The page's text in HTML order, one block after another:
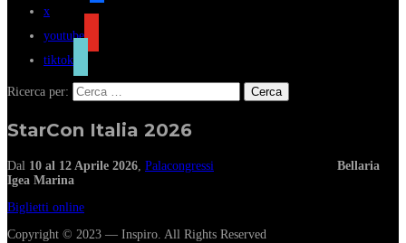
x
youtube
tiktok
Ricerca per:
StarCon Italia 2026
Dal 10 al 12 Aprile 2026 Palacongressi
Bellaria
Igea Marina
Biglietti online
Copyright © 2023 — Inspiro. All Rights Reserved